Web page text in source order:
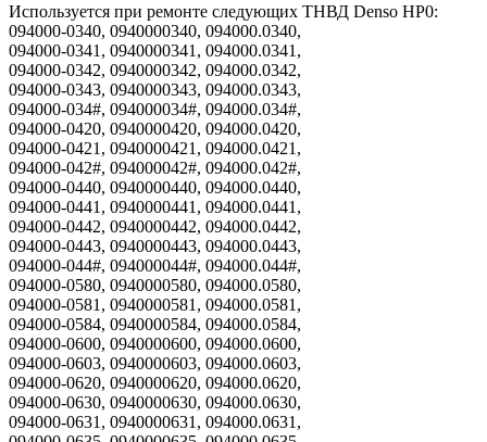
Используется при ремонте следующих ТНВД Denso HP0:
094000-0340, 0940000340, 094000.0340,
094000-0341, 0940000341, 094000.0341,
094000-0342, 0940000342, 094000.0342,
094000-0343, 0940000343, 094000.0343,
094000-034#, 094000034#, 094000.034#,
094000-0420, 0940000420, 094000.0420,
094000-0421, 0940000421, 094000.0421,
094000-042#, 094000042#, 094000.042#,
094000-0440, 0940000440, 094000.0440,
094000-0441, 0940000441, 094000.0441,
094000-0442, 0940000442, 094000.0442,
094000-0443, 0940000443, 094000.0443,
094000-044#, 094000044#, 094000.044#,
094000-0580, 0940000580, 094000.0580,
094000-0581, 0940000581, 094000.0581,
094000-0584, 0940000584, 094000.0584,
094000-0600, 0940000600, 094000.0600,
094000-0603, 0940000603, 094000.0603,
094000-0620, 0940000620, 094000.0620,
094000-0630, 0940000630, 094000.0630,
094000-0631, 0940000631, 094000.0631,